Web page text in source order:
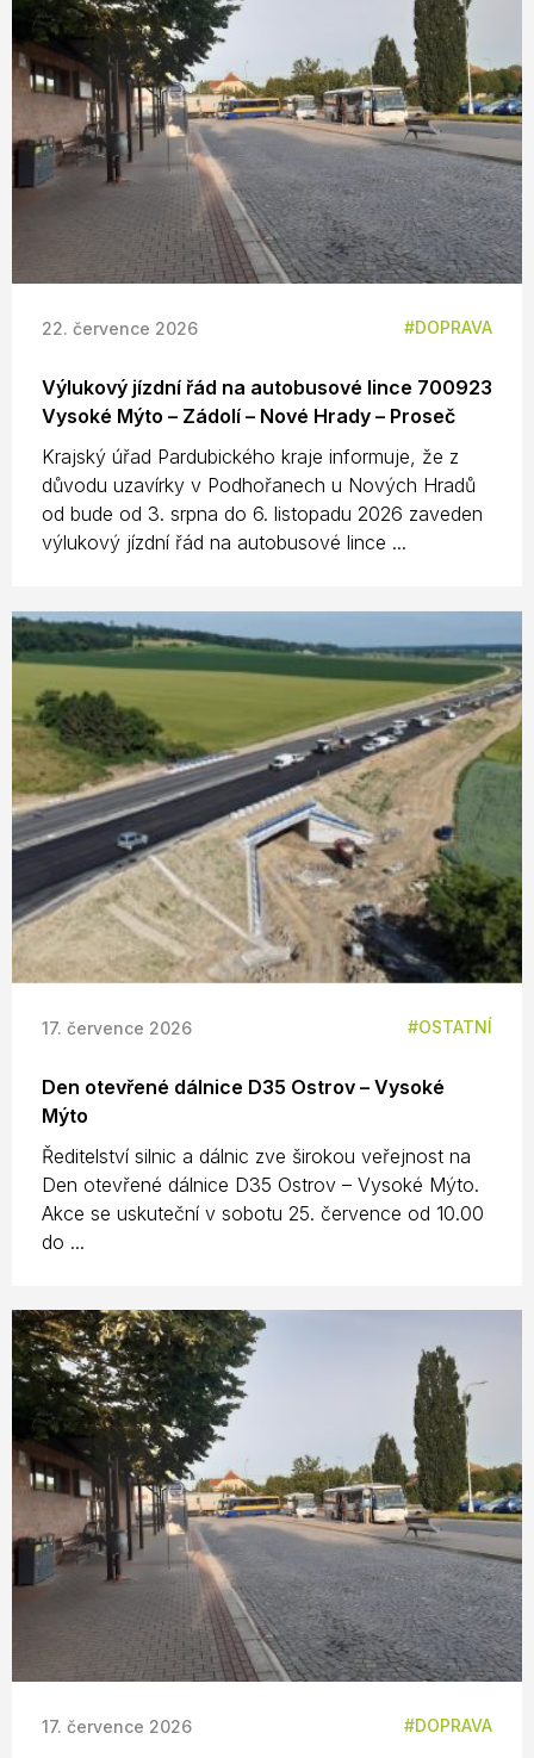
22. července 2026 DOPRAVA
Výlukový jízdní řád na autobusové lince 700923
Vysoké Mýto – Zádolí – Nové Hrady – Proseč
Krajský úřad Pardubického kraje informuje, že z
důvodu uzavírky v Podhořanech u Nových Hradů
od bude od 3. srpna do 6. listopadu 2026 zaveden
výlukový jízdní řád na autobusové lince ...
17. července 2026 OSTATNÍ
Den otevřené dálnice D35 Ostrov – Vysoké
Mýto
Ředitelství silnic a dálnic zve širokou veřejnost na
Den otevřené dálnice D35 Ostrov – Vysoké Mýto.
Akce se uskuteční v sobotu 25. července od 10.00
do ...
17. července 2026 DOPRAVA